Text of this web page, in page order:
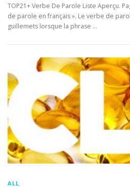
TOP21+ Verbe De Parole Liste Aperçu.
de parole en français ». Le verbe de
guillemets lorsque la phrase …
ALL